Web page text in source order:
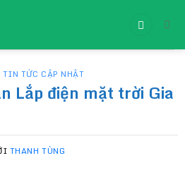
TIN TỨC CẬP NHẬT
Lắp điện mặt trời Gia
THANH TÙNG